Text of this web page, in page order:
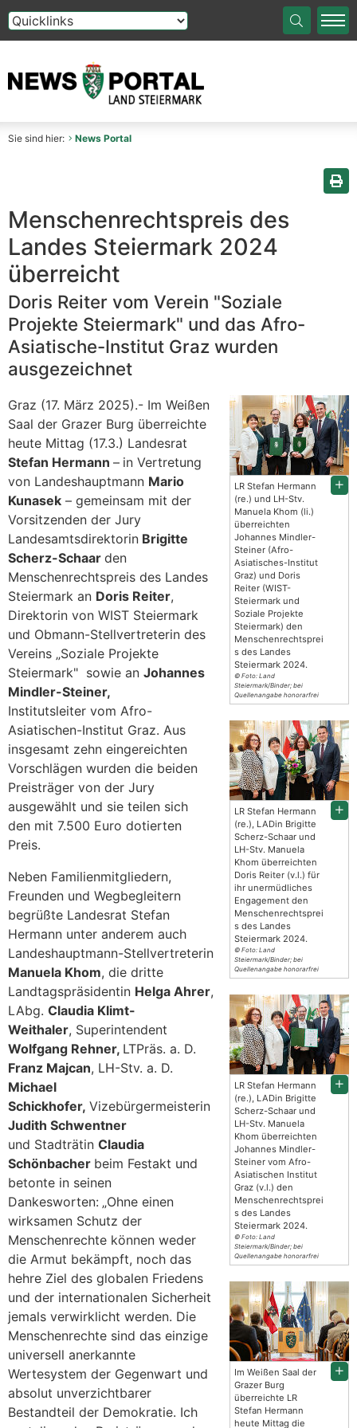
Die Auswahl einer Option im Select-Element führt auf
Sie sind hier: News Portal
Menschenrechtspreis des
Landes Steiermark 2024
überreicht
Doris Reiter vom Verein "Soziale
Projekte Steiermark" und das Afro-
Asiatische-Institut Graz wurden
ausgezeichnet
LR Stefan Hermann
(re.) und LH-Stv.
Manuela Khom (li.)
überreichten
Johannes Mindler-
Steiner (Afro-
Asiatisches-Institut
Graz) und Doris
Reiter (WIST-
Steiermark und
Soziale Projekte
Steiermark) den
Menschenrechtsprei
s des Landes
Steiermark 2024.
© Foto: Land
Steiermark/Binder; bei
Quellenangabe honorarfrei
LR Stefan Hermann
(re.), LADin Brigitte
Scherz-Schaar und
LH-Stv. Manuela
Khom überreichten
Doris Reiter (v.l.) für
ihr unermüdliches
Engagement den
Menschenrechtsprei
s des Landes
Steiermark 2024.
© Foto: Land
Steiermark/Binder; bei
Quellenangabe honorarfrei
LR Stefan Hermann
(re.), LADin Brigitte
Scherz-Schaar und
LH-Stv. Manuela
Khom überreichten
Johannes Mindler-
Steiner vom Afro-
Asiatischen Institut
Graz (v.l.) den
Menschenrechtsprei
s des Landes
Steiermark 2024.
© Foto: Land
Steiermark/Binder; bei
Quellenangabe honorarfrei
Im Weißen Saal der
Grazer Burg
überreichte LR
Stefan Hermann
heute Mittag die
Graz (17. März 2025).- Im Weißen
Saal der Grazer Burg überreichte
heute Mittag (17.3.) Landesrat
Stefan Hermann – in Vertretung
von Landeshauptmann Mario
Kunasek – gemeinsam mit der
Vorsitzenden der Jury
Landesamtsdirektorin Brigitte
Scherz-Schaar den
Menschenrechtspreis des Landes
Steiermark an Doris Reiter,
Direktorin von WIST Steiermark
und Obmann-Stellvertreterin des
Vereins „Soziale Projekte
Steiermark" sowie an Johannes
Mindler-Steiner,
Institutsleiter vom Afro-
Asiatischen-Institut Graz. Aus
insgesamt zehn eingereichten
Vorschlägen wurden die beiden
Preisträger von der Jury
ausgewählt und sie teilen sich
den mit 7.500 Euro dotierten
Preis.
Neben Familienmitgliedern,
Freunden und Wegbegleitern
begrüßte Landesrat Stefan
Hermann unter anderem auch
Landeshauptmann-Stellvertreterin
Manuela Khom, die dritte
Landtagspräsidentin Helga Ahrer,
LAbg. Claudia Klimt-
Weithaler, Superintendent
Wolfgang Rehner, LTPräs. a. D.
Franz Majcan, LH-Stv. a. D.
Michael
Schickhofer, Vizebürgermeisterin
Judith Schwentner
und Stadträtin Claudia
Schönbacher beim Festakt und
betonte in seinen
Dankesworten: „Ohne einen
wirksamen Schutz der
Menschenrechte können weder
die Armut bekämpft, noch das
hehre Ziel des globalen Friedens
und der internationalen Sicherheit
jemals verwirklicht werden. Die
Menschenrechte sind das einzige
universell anerkannte
Wertesystem der Gegenwart und
absolut unverzichtbarer
Bestandteil der Demokratie. Ich